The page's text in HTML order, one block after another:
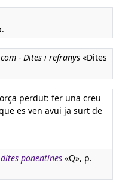
- Dites i refranys «Dites
perdut: fer una creu
es ven avui ja surt de
ponentines «Q», p.